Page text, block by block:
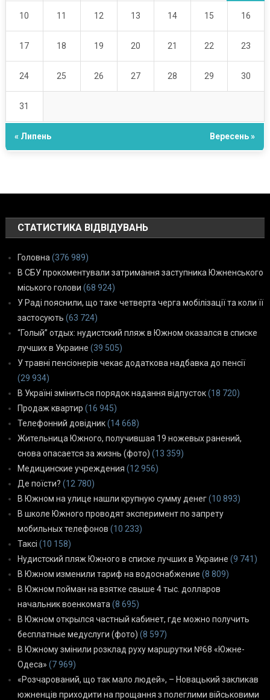
10 11 12 13 14 15 16
17 18 19 20 21 22 23
24 25 26 27 28 29 30
31
« Липень Вересень »
СТАТИСТИКА ВІДВІДУВАНЬ
Головна (376 989)
В СБУ прокоментували затримання заступника Южненського
міського голови (68 924)
У Раді пояснили, що таке четверта черга мобілізації та коли її
застосують (63 724)
“Голый” отдых: нудистский пляж в Южном оказался в списке
лучших в Украине (39 505)
У травні пенсіонерів чекає додаткова надбавка до пенсії
(29 934)
В Україні зміниться порядок надання відпусток(18 720)
Продаж квартир (16 945)
Телефонний довідник(14 668)
Жительница Южного, получившая 19 ножевых ранений,
снова опасается за жизнь (фото) (13 359)
Медицинские учреждения (12 956)
Де поїсти? (12 780)
В Южном на улице нашли крупную сумму денег(10 893)
В школе Южного проводят эксперимент по запрету
мобильных телефонов (10 233)
Таксі (10 158)
Нудистский пляж Южного в списке лучших в Украине (9 741)
В Южном изменили тариф на водоснабжение (8 809)
В Южном пойман на взятке свыше 4 тыс. долларов
начальник военкомата (8 695)
В Южном открылся частный кабинет, где можно получить
бесплатные медуслуги (фото) (8 597)
В Южному змінили розклад руху маршрутки №68 «Южне-
Одеса» (7 969)
«Розчарований, що так мало людей», – Новацький закликав
южненців приходити на прощання з полеглими військовими